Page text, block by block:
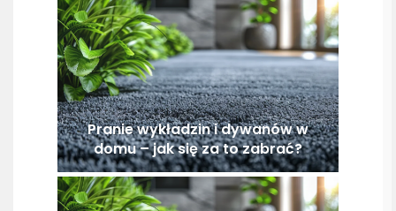
Pranie wykładzin i dywanów w
domu – jak się za to zabrać?